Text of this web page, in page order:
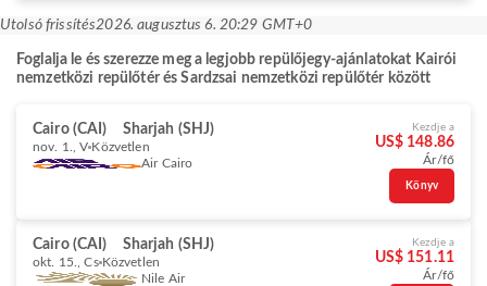
Utolsó frissítés2026. augusztus 6. 20:29 GMT+0
Foglalja le és szerezze meg a legjobb repülőjegy-ajánlatokat Kairói
nemzetközi repülőtér és Sardzsai nemzetközi repülőtér között
Cairo (CAI) Sharjah (SHJ)
nov. 1., V Közvetlen
Air Cairo
Kezdje a
US$ 148.86
Ár/fő
Könyv
Cairo (CAI) Sharjah (SHJ)
okt. 15., Cs Közvetlen
Nile Air
Kezdje a
US$ 151.11
Ár/fő